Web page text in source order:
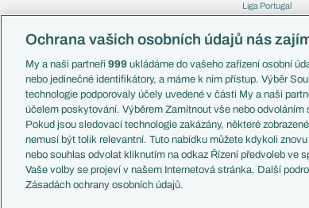
Liga Portugal
Liga mistrů
Mistrovství světa
Liga národů
Copyright © 2001-2026 EuroFotbal.cz. Využíváme
Ochrana vašich osobních údajů nás
My a naši partneři 999 ukládáme do vašeho zařízení osobní
nebo jedinečné identifikátory, a máme k nim přístup. Výběr
technologie podporovaly účely uvedené v části My a naši
účelem poskytování. Výběrem Zamítnout vše nebo odvoláním
Pokud jsou sledovací technologie zakázány, některé
nemusí být tolik relevantní. Tuto nabídku můžete kdykoli
nebo souhlas odvolat kliknutím na odkaz Řízení předvoleb ve
Vaše volby se projeví v našem Internetová stránka. Další
Zásadách ochrany osobních údajů.